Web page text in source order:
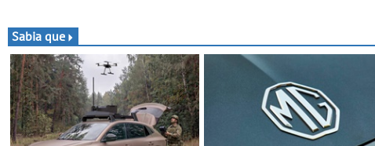
Portugal com ambição renovada
de regressar ao pódio
competitiva
Sabia que